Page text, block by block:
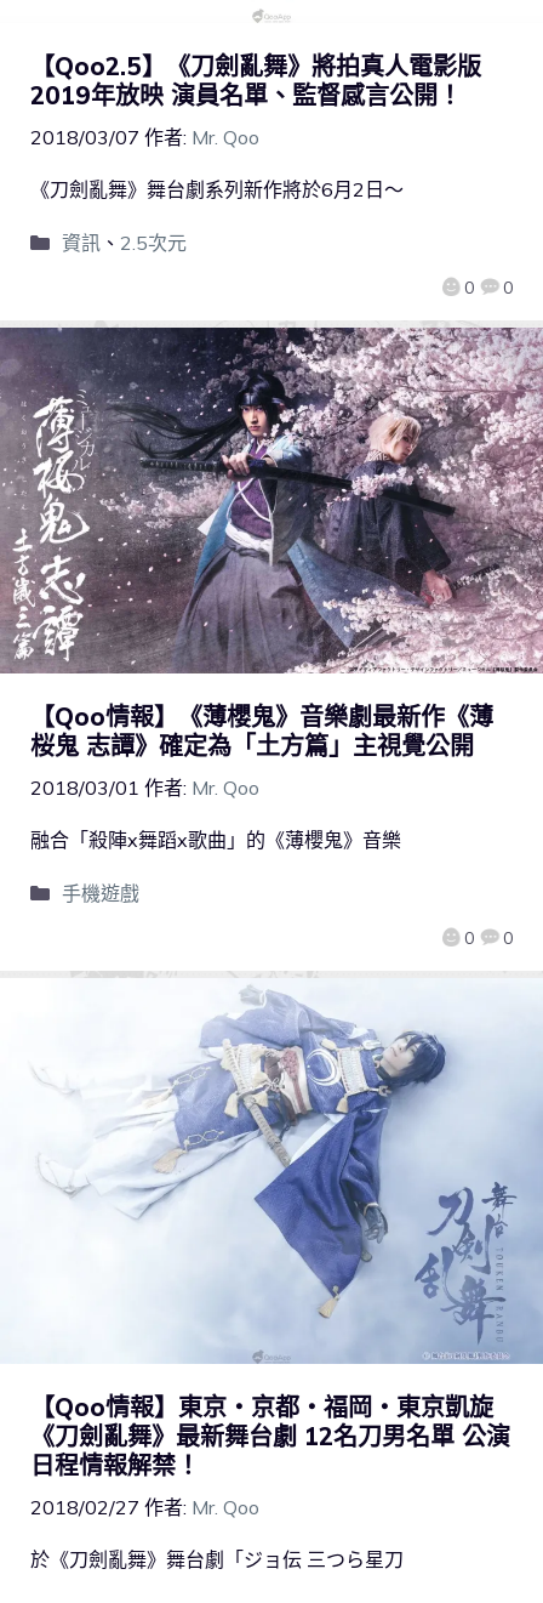
【Qoo2.5】《刀劍亂舞》將拍真人電影版
2019年放映 演員名單、監督感言公開！
2018/03/07 作者: Mr. Qoo
0 0
《刀劍亂舞》舞台劇系列新作將於6月2日～
資訊、 2.5次元
【Qoo情報】《薄櫻鬼》音樂劇最新作《薄
桜鬼 志譚》確定為「土方篇」主視覺公開​​
2018/03/01 作者: Mr. Qoo
0 0
融合「殺陣x舞蹈x歌曲」的《薄櫻鬼》音樂
手機遊戲
【Qoo情報】東京・京都・福岡・東京凱旋
《刀劍亂舞》最新舞台劇 12名刀男名單 公演
日程情報解禁！
2018/02/27 作者: Mr. Qoo
於《刀劍亂舞》舞台劇「ジョ伝 三つら星刀